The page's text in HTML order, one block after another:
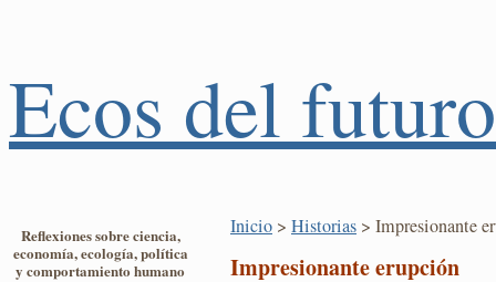
Ecos del futuro
Reflexiones sobre ciencia,
economía, ecología, política
y comportamiento humano
Inicio > Historias > Impresionante
Impresionante erupción